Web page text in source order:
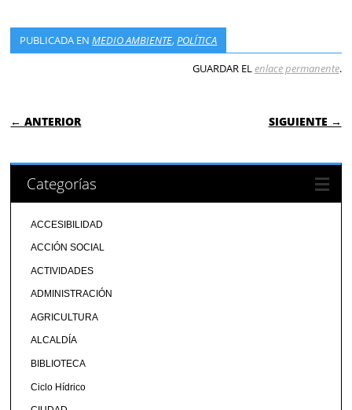
PUBLICADA ENMEDIO AMBIENTE,POLÍTICA
GUARDAR EL enlace permanente.
NAVEGACIÓN DE ENTRADAS
← ANTERIOR SIGUIENTE →
Categorías
ACCESIBILIDAD
ACCIÓN SOCIAL
ACTIVIDADES
ADMINISTRACIÓN
AGRICULTURA
ALCALDÍA
BIBLIOTECA
Ciclo Hídrico